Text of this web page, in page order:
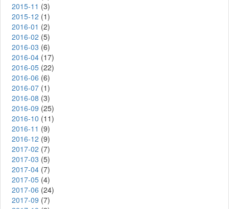
2015-11 (3)
2015-12 (1)
2016-01 (2)
2016-02 (5)
2016-03 (6)
2016-04 (17)
2016-05 (22)
2016-06 (6)
2016-07 (1)
2016-08 (3)
2016-09 (25)
2016-10 (11)
2016-11 (9)
2016-12 (9)
2017-02 (7)
2017-03 (5)
2017-04 (7)
2017-05 (4)
2017-06 (24)
2017-09 (7)